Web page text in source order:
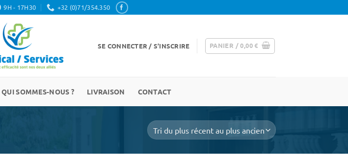
9H - 17H30 +32 (0)71/354.350
SE CONNECTER / S’INSCRIRE PANIER /0,00€
QUI SOMMES-NOUS ? LIVRAISON CONTACT